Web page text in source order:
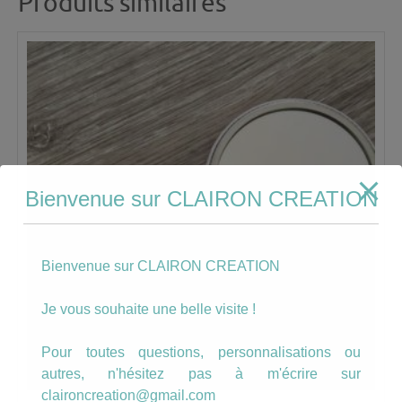
Bienvenue sur CLAIRON CREATION
Bienvenue sur CLAIRON CREATION
Je vous souhaite une belle visite !
Pour toutes questions, personnalisations ou
autres, n'hésitez pas à m'écrire sur
claironcreation@gmail.com